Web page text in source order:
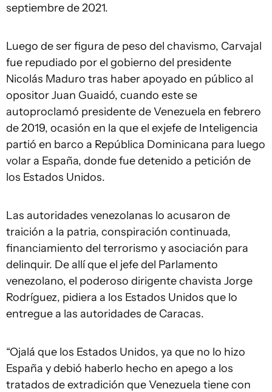
septiembre de 2021.
Luego de ser figura de peso del chavismo, Carvajal
fue repudiado por el gobierno del presidente
Nicolás Maduro tras haber apoyado en público al
opositor Juan Guaidó, cuando este se
autoproclamó presidente de Venezuela en febrero
de 2019, ocasión en la que el exjefe de Inteligencia
partió en barco a República Dominicana para luego
volar a España, donde fue detenido a petición de
los Estados Unidos.
Las autoridades venezolanas lo acusaron de
traición a la patria, conspiración continuada,
financiamiento del terrorismo y asociación para
delinquir. De allí que el jefe del Parlamento
venezolano, el poderoso dirigente chavista Jorge
Rodríguez, pidiera a los Estados Unidos que lo
entregue a las autoridades de Caracas.
“Ojalá que los Estados Unidos, ya que no lo hizo
España y debió haberlo hecho en apego a los
tratados de extradición que Venezuela tiene con